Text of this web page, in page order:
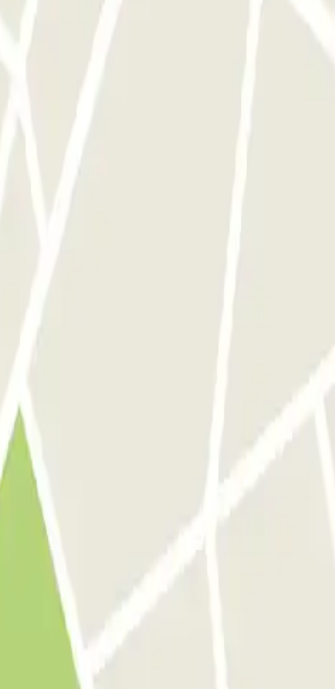
pour retrouver l'entrée piétons serait bien.
für die Kunden. Für diesen Preis eigentlich selbstverständlich.